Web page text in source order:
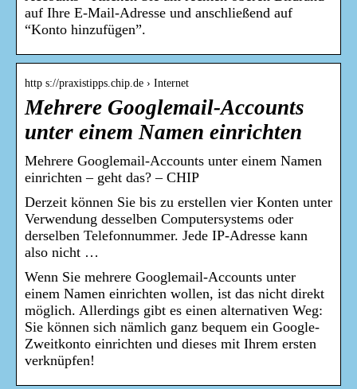
auf Ihre E-Mail-Adresse und anschließend auf
“Konto hinzufügen”.
http s://praxistipps.chip.de › Internet
Mehrere Googlemail-Accounts
unter einem Namen einrichten
Mehrere Googlemail-Accounts unter einem Namen
einrichten – geht das? – CHIP
Derzeit können Sie bis zu erstellen vier Konten unter
Verwendung desselben Computersystems oder
derselben Telefonnummer. Jede IP-Adresse kann
also nicht …
Wenn Sie mehrere Googlemail-Accounts unter
einem Namen einrichten wollen, ist das nicht direkt
möglich. Allerdings gibt es einen alternativen Weg:
Sie können sich nämlich ganz bequem ein Google-
Zweitkonto einrichten und dieses mit Ihrem ersten
verknüpfen!